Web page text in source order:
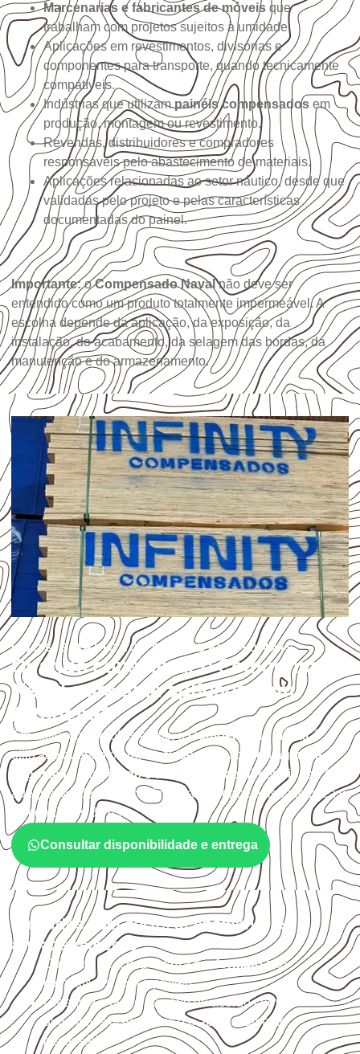
Marcenarias e fabricantes de móveis que
trabalham com projetos sujeitos à umidade.
Aplicações em revestimentos, divisórias e
componentes para transporte, quando tecnicamente
compatíveis.
Indústrias que utilizampainéis compensados em
produção, montagem ou revestimento.
Revendas, distribuidores e compradores
responsáveis pelo abastecimento de materiais.
Aplicações relacionadas ao setor náutico, desde que
validadas pelo projeto e pelas características
documentadas do painel.
Importante:oCompensado Navalnão deve ser
entendido como um produto totalmente impermeável. A
escolha depende da aplicação, da exposição, da
instalação, do acabamento, da selagem das bordas, da
manutenção e do armazenamento.
USOS E APLICAÇÕES PROFISSIONAIS
Quando considerar o Compensado
Naval para uma aplicação em
Altaneira?
Em aplicações profissionais, oCompensado Navalé
utilizado quando o projeto exige atenção à colagem, à
exposição à umidade e à estabilidade dimensional . A
adequação deve ser confirmada conforme a ficha técnica e
as condições de uso.
Consultar disponibilidade e entrega
Cuidados com corte, acabamento e
armazenamento
Confirme se aespessura e o formatosão
compatíveis com o projeto.
Organize o plano de corte de acordo com as
dimensões disponíveis e o aproveitamento
necessário.